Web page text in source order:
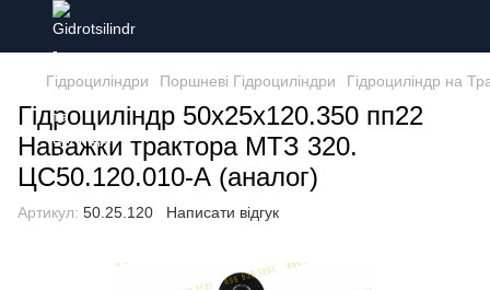
Гідроциліндри Поршневі Гідроциліндри Гідроциліндр на
Гідроциліндр 50х25х120.350 пп22
Наважки трактора МТЗ 320.
ЦС50.120.010-А (аналог)
Артикул: 50.25.120 Написати відгук